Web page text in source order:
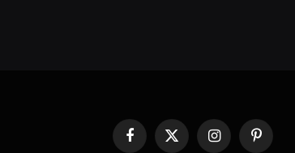
Facebook
X
InstagramPinterest